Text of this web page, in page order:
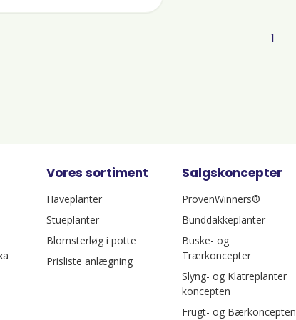
1
Vores sortiment
Haveplanter
Stueplanter
Blomsterløg i potte
Prisliste anlægning
Salgskoncepter
ProvenWinners®
Bunddakkeplanter
Buske- og
Trærkoncepter
Slyng- og Klatreplanter
koncepten
Frugt- og Bærkoncepten